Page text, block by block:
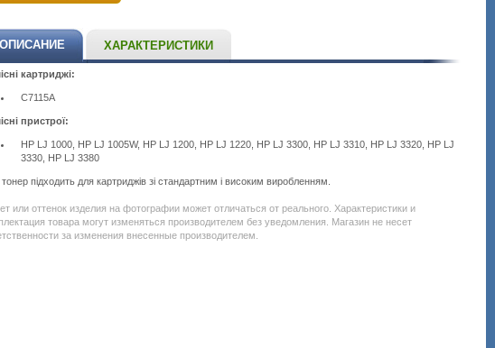
ОПИСАНИЕ ХАРАКТЕРИСТИКИ
картриджі:
C7115A
пристрої:
HP LJ 1000, HP LJ 1005W, HP LJ 1200, HP LJ 1220, HP LJ 3300, HP LJ 3310, HP LJ 3320, HP LJ
3330, HP LJ 3380
підходить для картриджів зі стандартним і високим виробленням.
service.com.uacatalog/1119-
rashodnye-
или оттенок изделия на фотографии может отличаться от реального. Характеристики и
товара могут изменяться производителем без уведомления. Магазин не несет
за изменения внесенные производителем.